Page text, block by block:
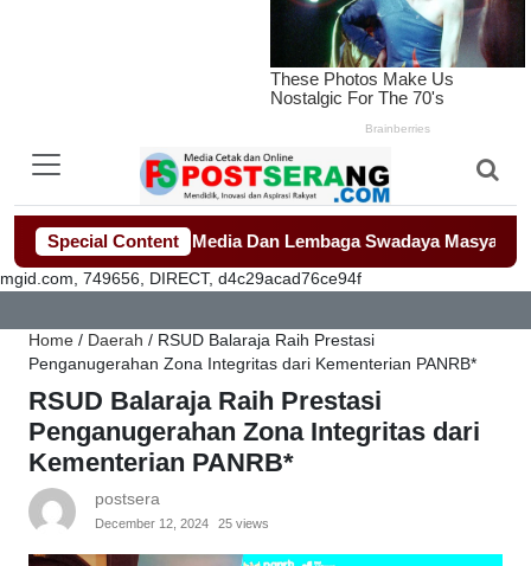
Special Content
Awak Media Dan Lembaga Swadaya Masyarakat- -
mgid.com, 749656, DIRECT, d4c29acad76ce94f
Home / Daerah / RSUD Balaraja Raih Prestasi
Penganugerahan Zona Integritas dari Kementerian PANRB*
RSUD Balaraja Raih Prestasi
Penganugerahan Zona Integritas dari
Kementerian PANRB*
postsera
December 12, 2024 25 views